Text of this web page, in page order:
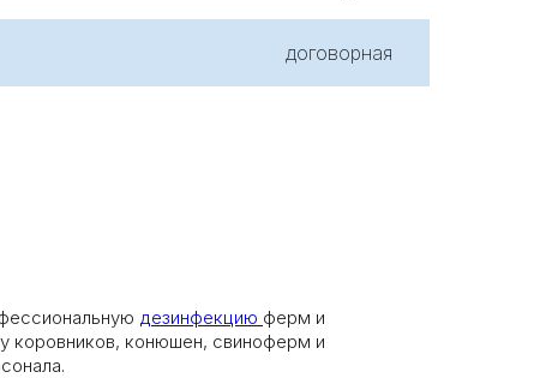
договорная
дезинфекцию ферм и
коровников, конюшен, свиноферм и